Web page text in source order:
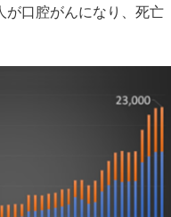
が口腔がんになり、死亡